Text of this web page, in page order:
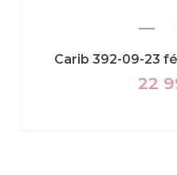
Carib 392-09-23
22